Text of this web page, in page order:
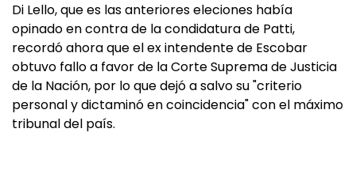
Di Lello, que es las anteriores eleciones había
opinado en contra de la condidatura de Patti,
recordó ahora que el ex intendente de Escobar
obtuvo fallo a favor de la Corte Suprema de Justicia
de la Nación, por lo que dejó a salvo su "criterio
personal y dictaminó en coincidencia" con el máximo
tribunal del país.